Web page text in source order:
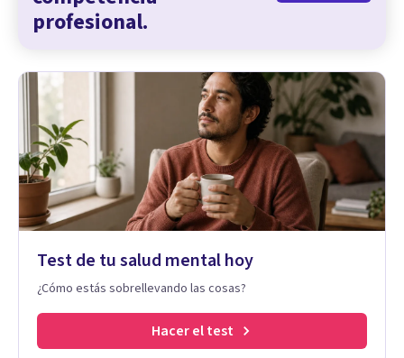
profesional.
Test de tu salud mental hoy
¿Cómo estás sobrellevando las cosas?
Hacer el test